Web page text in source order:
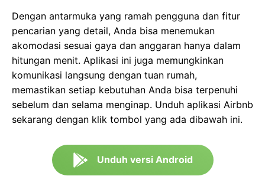
Dengan antarmuka yang ramah pengguna dan fitur
pencarian yang detail, Anda bisa menemukan
akomodasi sesuai gaya dan anggaran hanya dalam
hitungan menit. Aplikasi ini juga memungkinkan
komunikasi langsung dengan tuan rumah,
memastikan setiap kebutuhan Anda bisa terpenuhi
sebelum dan selama menginap. Unduh aplikasi Airbnb
sekarang dengan klik tombol yang ada dibawah ini.
Unduh versi Android